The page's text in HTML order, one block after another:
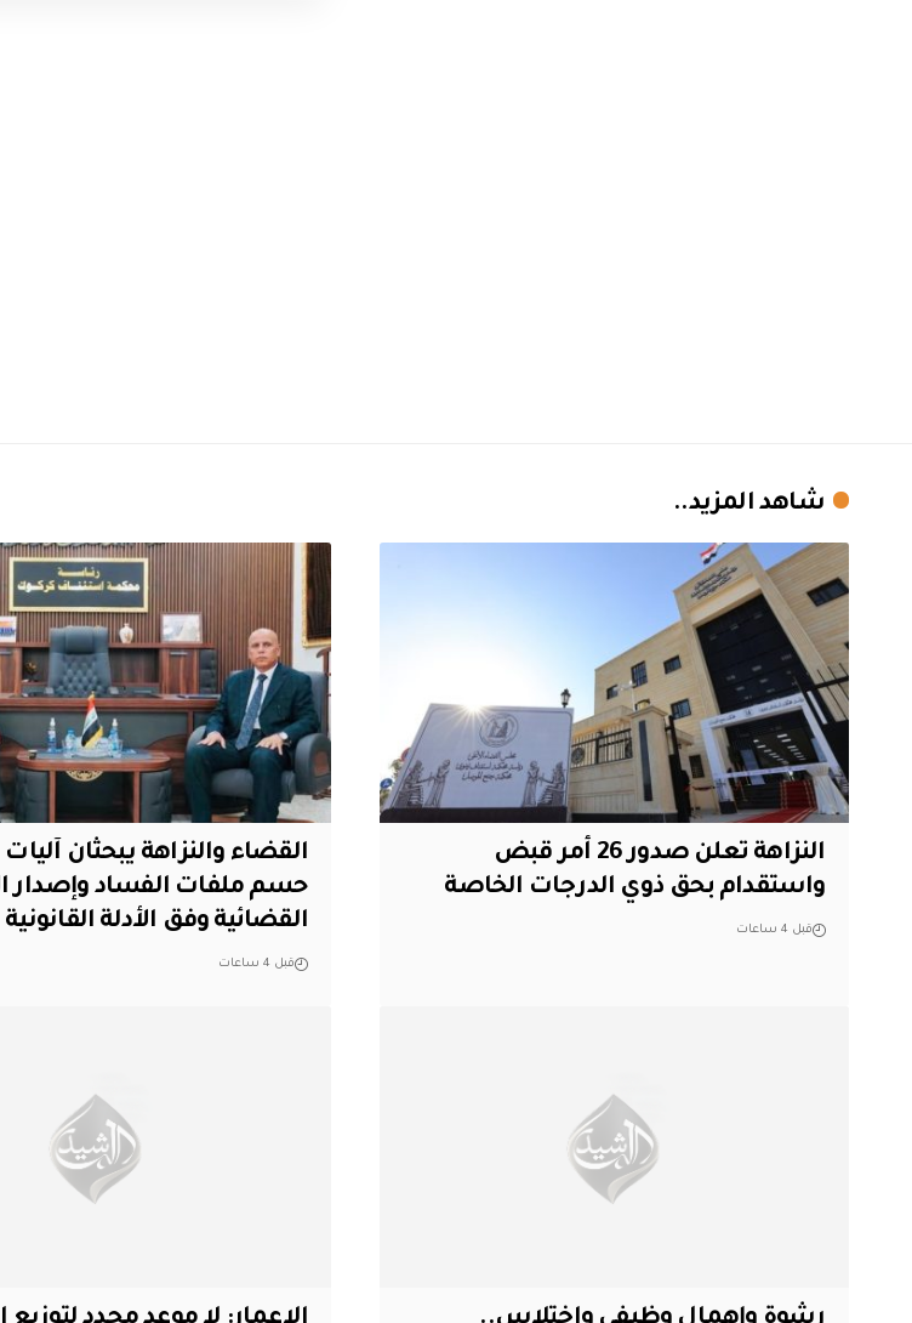
شاهد المزيد..
النزاهة تعلن صدور 26 أمر قبض
واستقدام بحق ذوي الدرجات الخاصة
قبل 4 ساعات
القضاء والنزاهة يبحثان
حسم ملفات الفساد وإصدار
القضائية وفق الأدلة القانونية
قبل 4 ساعات